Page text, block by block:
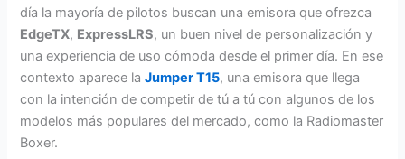
día la mayoría de pilotos buscan una emisora que ofrezca
EdgeTX, ExpressLRS, un buen nivel de personalización y
una experiencia de uso cómoda desde el primer día. En ese
contexto aparece laJumper T15, una emisora que llega
con la intención de competir de tú a tú con algunos de los
modelos más populares del mercado, como la Radiomaster
Boxer.